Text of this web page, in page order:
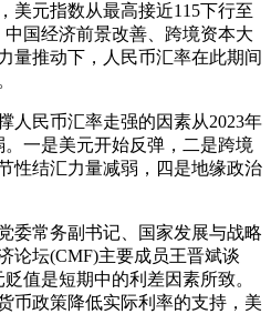
美元指数从最高接近115下行至
国经济前景改善、跨境资本大
量推动下，人民币汇率在此期间
民币汇率走强的因素从2023年
一是美元开始反弹，二是跨境
性结汇力量减弱，四是地缘政治
常务副书记、国家发展与战略
论坛(CMF)主要成员王晋斌谈
值是短期中的利差因素所致。
币政策降低实际利率的支持，美